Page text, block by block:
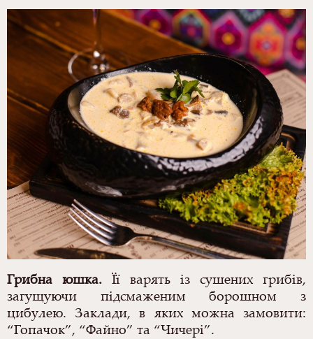
Грибна юшка. Її варять із сушених грибів,
загущуючи підсмаженим борошном з
цибулею. Заклади, в яких можна замовити:
“Гопачок”, “Файно” та “Чичері”.